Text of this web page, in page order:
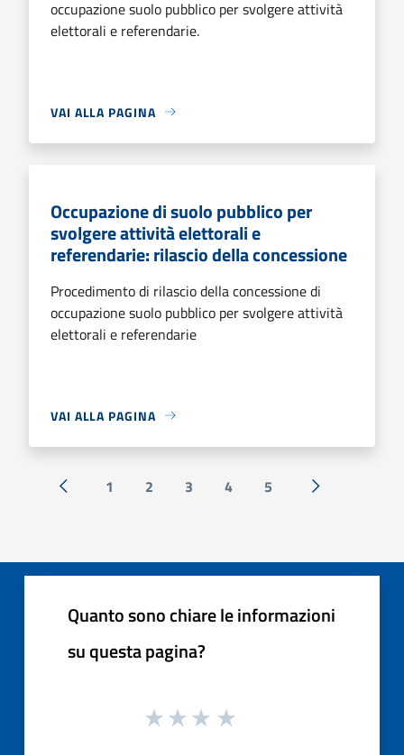
occupazione suolo pubblico per svolgere attività
elettorali e referendarie.
VAI ALLA PAGINA
Occupazione di suolo pubblico per
svolgere attività elettorali e
referendarie: rilascio della concessione
Procedimento di rilascio della concessione di
occupazione suolo pubblico per svolgere attività
elettorali e referendarie
VAI ALLA PAGINA
« Precedente
1 2 3 4 5 Successiva »
Quanto sono chiare le informazioni
su questa pagina?